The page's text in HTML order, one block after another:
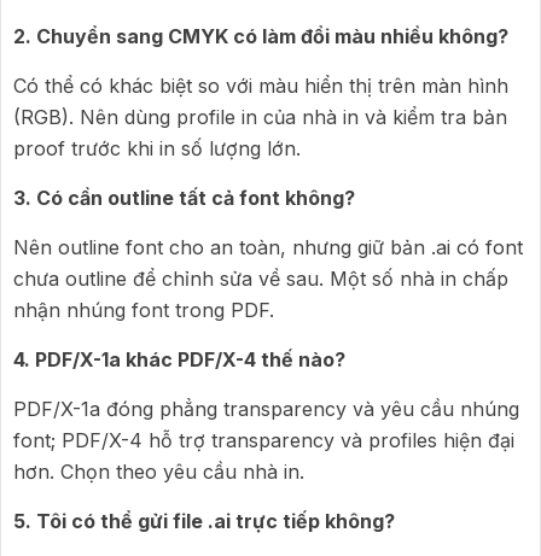
2. Chuyển sang CMYK có làm đổi màu nhiều không?
Có thể có khác biệt so với màu hiển thị trên màn hình
(RGB). Nên dùng profile in của nhà in và kiểm tra bản
proof trước khi in số lượng lớn.
3. Có cần outline tất cả font không?
Nên outline font cho an toàn, nhưng giữ bản .ai có font
chưa outline để chỉnh sửa về sau. Một số nhà in chấp
nhận nhúng font trong PDF.
4. PDF/X-1a khác PDF/X-4 thế nào?
PDF/X-1a đóng phẳng transparency và yêu cầu nhúng
font; PDF/X-4 hỗ trợ transparency và profiles hiện đại
hơn. Chọn theo yêu cầu nhà in.
5. Tôi có thể gửi file .ai trực tiếp không?